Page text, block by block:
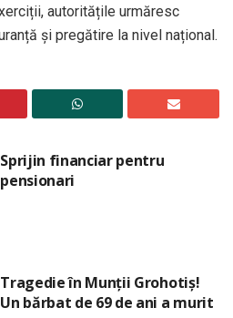
autoritățile urmăresc
și pregătire la nivel național.
Sprijin financiar pentru
pensionari
Tragedie în Munții Grohotiș!
Un bărbat de 69 de ani a murit